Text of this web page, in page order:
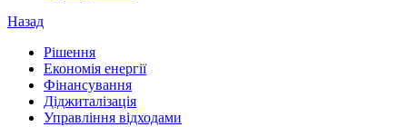
Назад
Рішення
Економія енергії
Фінансування
Діджиталізація
Управління відходами